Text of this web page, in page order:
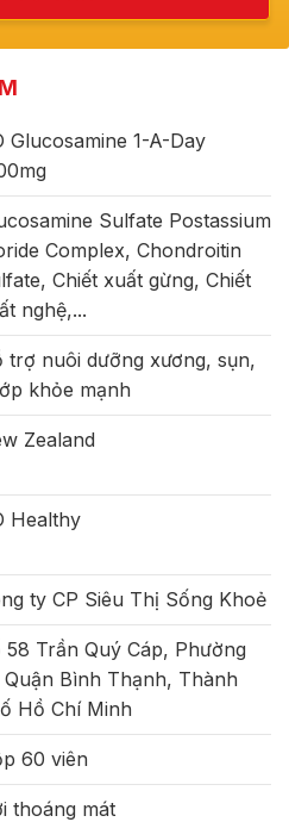
Glucosamine 1-A-Day
Sulfate Postassium
Complex, Chondroitin
Chiết xuất gừng, Chiết
nghệ,...
trợ nuôi dưỡng xương, sụn,
khỏe mạnh
Zealand
Healthy
ty CP Siêu Thị Sống Khoẻ
58 Trần Quý Cáp, Phường
Quận Bình Thạnh, Thành
Hồ Chí Minh
60 viên
thoáng mát